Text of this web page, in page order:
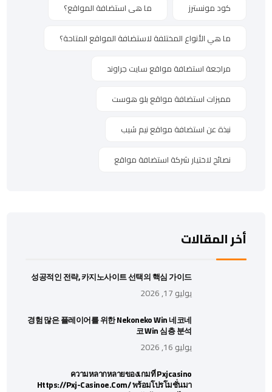
كود مونسترز ما هى استضافة المواقع؟
ما هي الأنواع المختلفة لاستضافة المواقع المتاحة؟
مراجعة استضافة مواقع سايت جراوند
مميزات استضافة مواقع بلو هوست
نبذة عن استضافة مواقع نيم شيب
نصائح لاختيار شركة استضافة مواقع
أخر المقالات
성공적인 전략, 카지노사이트 선택의 핵심 가이드
يوليو 17, 2026
경험 많은 플레이어를 위한 Nekoneko Win 네코네
코 Win 심층 분석
يوليو 16, 2026
ความหลากหลายของเกมที่ Pxjcasino
Https://pxj-Casinoe.com/ พร้อมโปรโมชั่นมา